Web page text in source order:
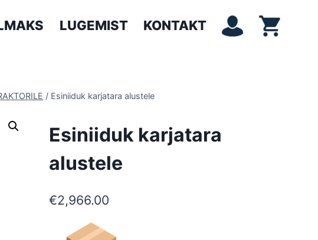
LUGEMIST KONTAKT
/ Esiniiduk karjatara alustele
Esiniiduk karjatara
alustele
€2,966.00